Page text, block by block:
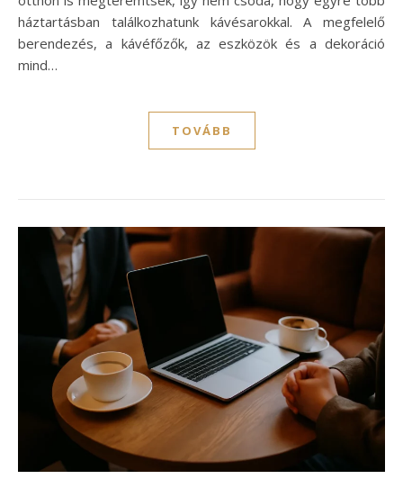
háztartásban találkozhatunk kávésarokkal. A megfelelő
berendezés, a kávéfőzők, az eszközök és a dekoráció
mind…
TOVÁBB